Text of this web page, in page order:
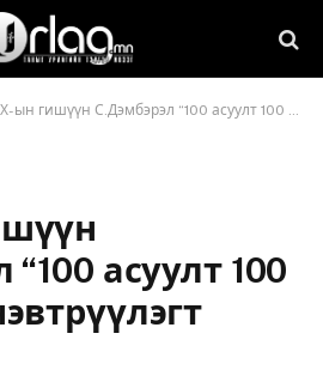
гишүүн С.Дэмбэрэл “100 асуулт 100 хариулт” нэвтрүүлэгт оролцжээ
асуулт 100